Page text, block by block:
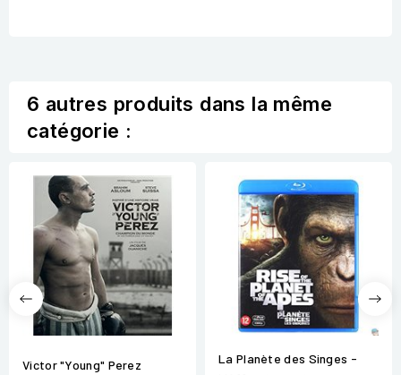
6 autres produits dans la même
catégorie :
Victor "Young" Perez
La Planète des Singes -